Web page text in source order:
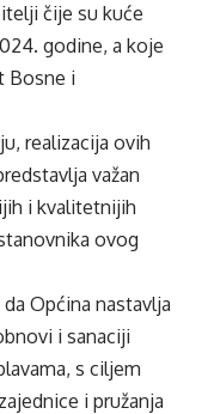
čije su kuće
godine, a koje
Bosne i
realizacija ovih
važan
i kvalitetnijih
ovog
Općina nastavlja
i sanaciji
s ciljem
i pružanja